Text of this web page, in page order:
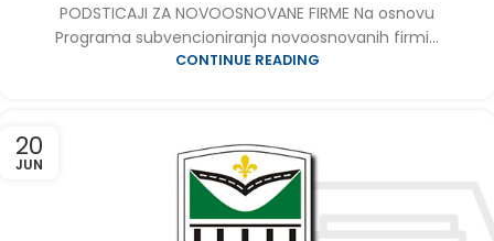
PODSTICAJI ZA NOVOOSNOVANE FIRME Na osnovu
Programa subvencioniranja novoosnovanih firmi...
CONTINUE READING
20
JUN